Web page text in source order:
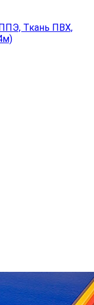
Ткань ПВХ,